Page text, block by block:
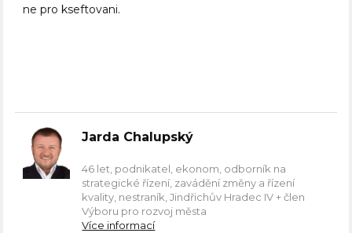
ne pro kseftovani.
Jarda Chalupský
46 let, podnikatel, ekonom, odborník na
strategické řízení, zavádění změny a řízení
kvality, nestraník, Jindřichův Hradec IV + člen
Výboru pro rozvoj města
Více informací